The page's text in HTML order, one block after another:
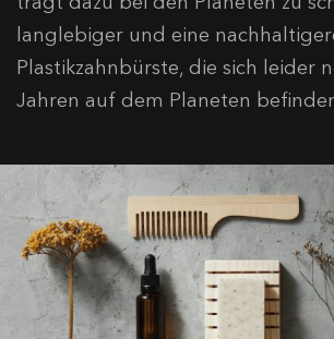
langlebiger und eine
Plastikzahnbürste, die sich leider
Jahren auf dem Planeten